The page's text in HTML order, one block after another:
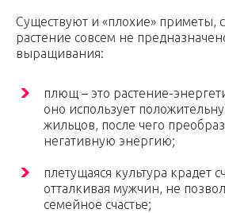
Существуют и «плохие» приметы,
растение совсем не
выращивания:
плющ – это растение-
оно использует
жильцов, после чего
негативную энергию;
плетущаяся культура крадет
отталкивая мужчин, не
семейное счастье;